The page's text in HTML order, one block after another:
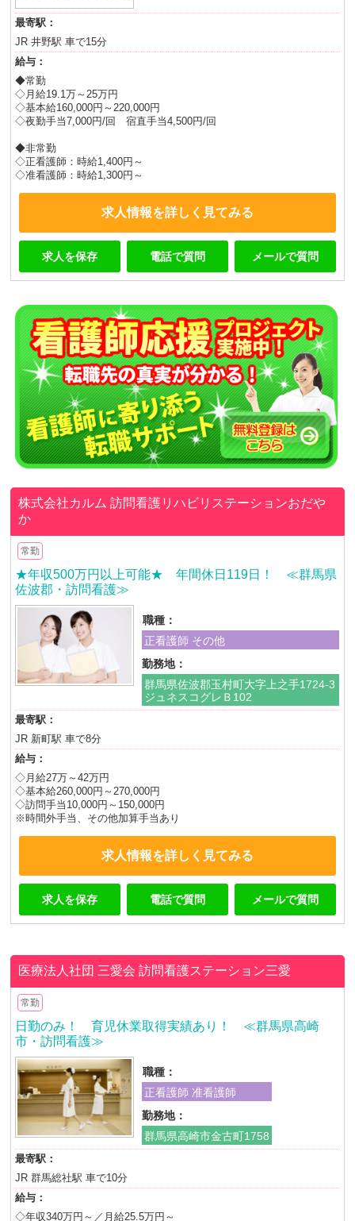
最寄駅：
JR 井野駅 車で15分
給与：
◆常勤
◇月給19.1万～25万円
◇基本給160,000円～220,000円
◇夜勤手当7,000円/回 宿直手当4,500円/回
◆非常勤
◇正看護師：時給1,400円～
◇准看護師：時給1,300円～
求人情報を詳しく見てみる
求人を保存 電話で質問 メールで質問
株式会社カルム訪問看護リハビリステーションおだや
か
常勤
★年収500万円以上可能★ 年間休日119日！ ≪群馬県
佐波郡・訪問看護≫
職種：
正看護師 その他
勤務地：
群馬県佐波郡玉村町大字上之手1724-3
ジュネスコグレＢ102
最寄駅：
JR 新町駅 車で8分
給与：
◇月給27万～42万円
◇基本給260,000円～270,000円
◇訪問手当10,000円～150,000円
※時間外手当、その他加算手当あり
求人情報を詳しく見てみる
求人を保存 電話で質問 メールで質問
医療法人社団 三愛会訪問看護ステーション三愛
常勤
日勤のみ！ 育児休業取得実績あり！ ≪群馬県高崎
市・訪問看護≫
職種：
正看護師 准看護師
勤務地：
群馬県高崎市金古町1758
最寄駅：
JR 群馬総社駅 車で10分
給与：
◇年収340万円～／月給25.5万円～